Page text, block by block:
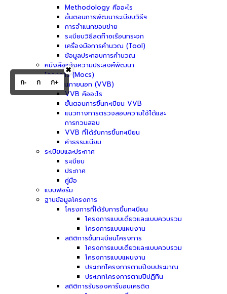
Methodology คืออะไร
ขั้นตอนการพัฒนาระเบียบวิธีฯ
การจำแนกขอบข่าย
ระเบียบวิธีลดก๊าซเรือนกระจก
เครื่องมือการคำนวณ (Tool)
ข้อมูลประกอบการคำนวณ
หนังสือแจ้งความประสงค์พัฒนา
โครงการ (Mocs)
ผู้ประเมินภายนอก (VVB)
VVB คืออะไร
ขั้นตอนการขึ้นทะเบียน VVB
แนวทางการตรวจสอบความใช้ได้และ
การทวนสอบ
VVB ที่ได้รับการขึ้นทะเบียน
ค่าธรรมเนียม
ระเบียบและประกาศ
ระเบียบ
ประกาศ
คู่มือ
แบบฟอร์ม
ฐานข้อมูลโครงการ
โครงการที่ได้รับการขึ้นทะเบียน
โครงการแบบเดี่ยวและแบบควบรวม
โครงการแบบแผนงาน
สถิติการขึ้นทะเบียนโครงการ
โครงการแบบเดี่ยวและแบบควบรวม
โครงการแบบแผนงาน
ประเภทโครงการตามปีงบประมาณ
ประเภทโครงการตามปีปฏิทิน
สถิติการรับรองคาร์บอนเครดิต
ก- ก ก+
✖